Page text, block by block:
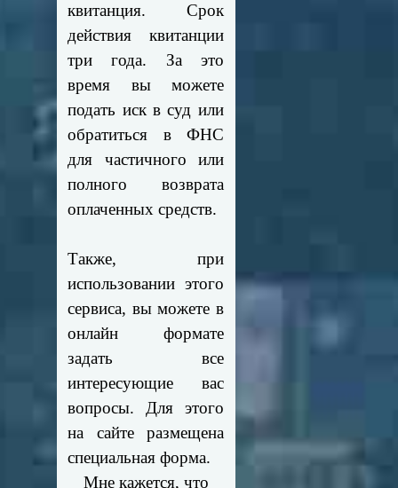
квитанция. Срок
действия квитанции
три года. За это
время вы можете
подать иск в суд или
обратиться в ФНС
для частичного или
полного возврата
оплаченных средств.
Также, при
использовании этого
сервиса, вы можете в
онлайн формате
задать все
интересующие вас
вопросы. Для этого
на сайте размещена
специальная форма.
Мне кажется, что